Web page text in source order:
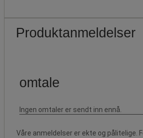
Produktanmeldelser
Våre anmeldelser er ekte og pålitelige.